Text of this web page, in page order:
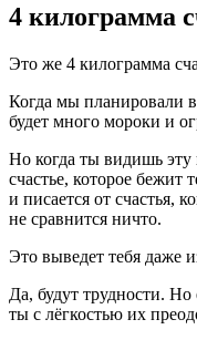
4 килограмма
Это же 4 килограмма
Когда мы планировали
будет много мороки и
Но когда ты видишь эту
счастье, которое бежит
и писается от счастья,
не сравнится ничто.
Это выведет тебя даже
Да, будут трудности.
ты с лёгкостью их